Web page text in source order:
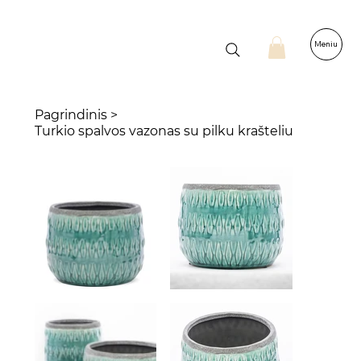
Meniu
Pagrindinis >
Turkio spalvos vazonas su pilku krašteliu